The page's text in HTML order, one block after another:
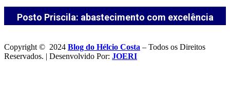
Posto Priscila: abastecimento com excelência
Copyright © 2024 Blog do Hélcio Costa – Todos os Direitos
Reservados. | Desenvolvido Por: JOERI